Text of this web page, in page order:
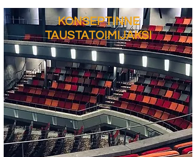
KONSEPTINNE
TAUSTATOIMIJAKSI